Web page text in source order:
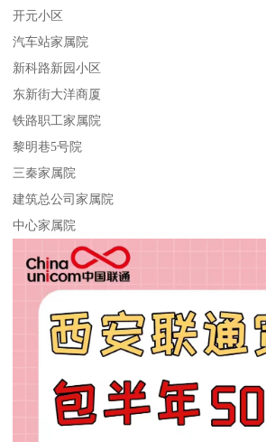
开元小区
汽车站家属院
新科路新园小区
东新街大洋商厦
铁路职工家属院
黎明巷5号院
三秦家属院
建筑总公司家属院
中心家属院